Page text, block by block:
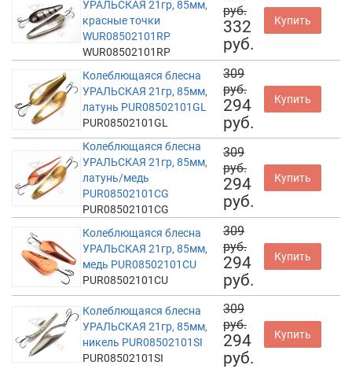
УРАЛЬСКАЯ 21гр, 85мм,
красные точки
WUR08502101RP
WUR08502101RP
руб.
332
руб.
Купить
Колеблющаяся блесна
УРАЛЬСКАЯ 21гр, 85мм,
латунь PUR08502101GL
PUR08502101GL
309
руб.
294
руб.
Купить
Колеблющаяся блесна
УРАЛЬСКАЯ 21гр, 85мм,
латунь/медь
PUR08502101CG
PUR08502101CG
309
руб.
294
руб.
Купить
Колеблющаяся блесна
УРАЛЬСКАЯ 21гр, 85мм,
медь PUR08502101CU
PUR08502101CU
309
руб.
294
руб.
Купить
Колеблющаяся блесна
УРАЛЬСКАЯ 21гр, 85мм,
никель PUR08502101SI
PUR08502101SI
309
руб.
294
руб.
Купить